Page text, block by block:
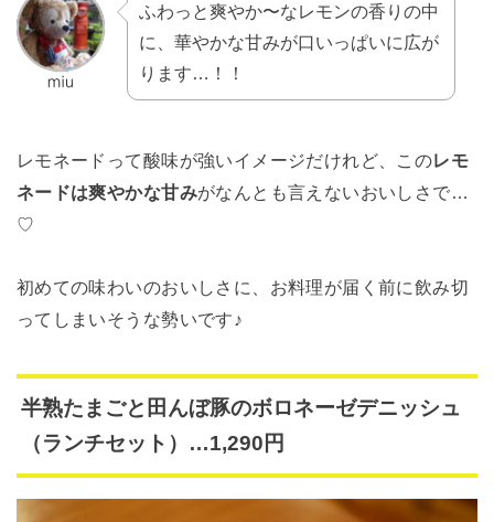
ふわっと爽やか〜なレモンの香りの中
に、華やかな甘みが口いっぱいに広が
ります…！！
レモネードって酸味が強いイメージだけれど、このレモ
ネードは爽やかな甘みがなんとも言えないおいしさで…
♡
初めての味わいのおいしさに、お料理が届く前に飲み切
ってしまいそうな勢いです♪
半熟たまごと田んぼ豚のボロネーゼデニッシュ
（ランチセット）…1,290円